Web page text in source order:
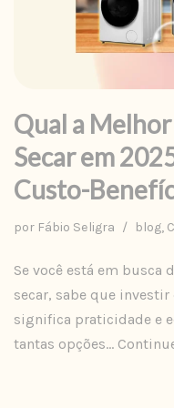
Qual a
Secar em
Custo-
por Fábio Seligra blog,
Se você está em busca
secar, sabe que
significa praticidade e
tantas opções…